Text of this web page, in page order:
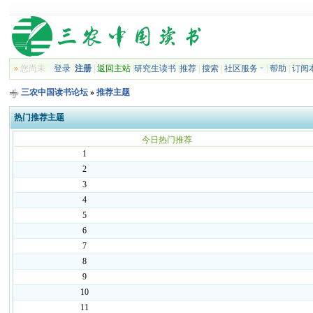
» 您尚未登录 注册 |返回主站 |研究生读书 |推荐 |搜索 |社区服务 |帮助 |订阅
三农中国读书论坛 »推荐主题
热门推荐主题
今日热门推荐
1
2
3
4
5
6
7
8
9
10
11